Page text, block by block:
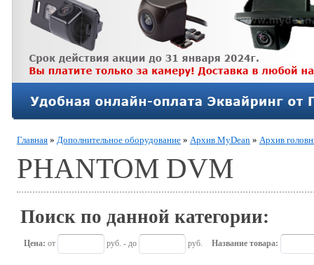
Главная » Дополнительное оборудование » Архив MyDean » Архив
PHANTOM DVM
Поиск по данной категории:
Цена: от руб. - до руб. Название товара: